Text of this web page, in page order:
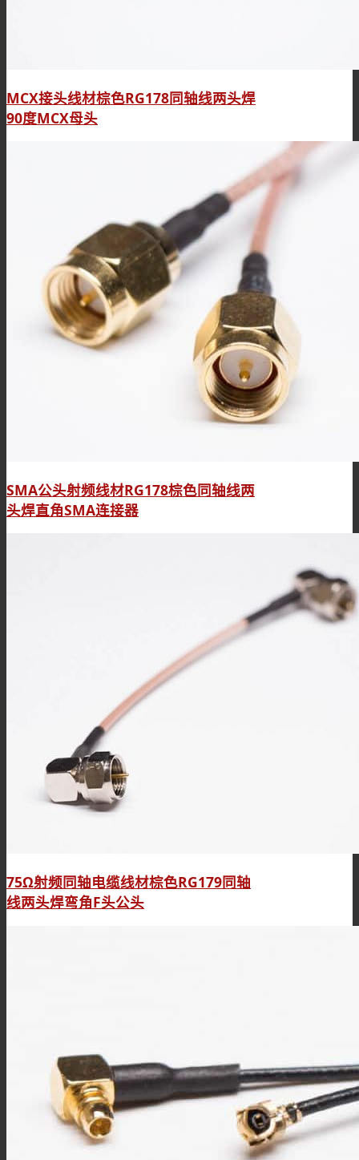
MCX接头线材棕色RG178同轴线两头焊
90度MCX母头
SMA公头射频线材RG178棕色同轴线两
头焊直角SMA连接器
75Ω射频同轴电缆线材棕色RG179同轴
线两头焊弯角F头公头